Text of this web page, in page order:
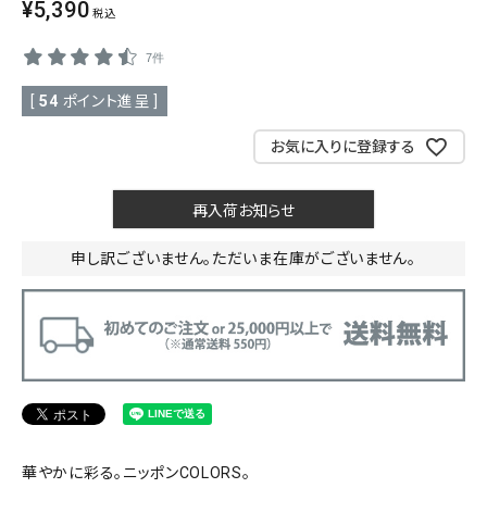
SHOPPING GUIDE
¥5,390 税込
7件
54 ポイント進呈 ]
お気に入りに登録する
再入荷お知らせ
申し訳ございません。ただいま在庫がございません。
華やかに彩る。ニッポンCOLORS。